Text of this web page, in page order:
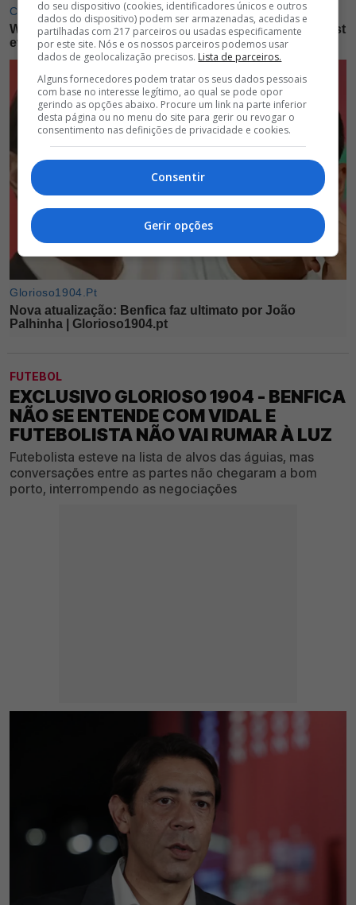
FUTEBOL
EXCLUSIVO GLORIOSO 1904 - BENFICA
NÃO SE ENTENDE COM VIDAL E
FUTEBOLISTA NÃO VAI RUMAR À LUZ
Futebolista esteve na lista de alvos das águias, mas
conversações entre as partes não chegaram a bom
porto, interrompendo as negociações
do seu dispositivo (cookies, identificadores únicos e outros
dados do dispositivo) podem ser armazenadas, acedidas e
partilhadas com 217 parceiros ou usadas especificamente
por este site. Nós e os nossos parceiros podemos usar
dados de geolocalização precisos. Lista de parceiros.
Alguns fornecedores podem tratar os seus dados pessoais
com base no interesse legítimo, ao qual se pode opor
gerindo as opções abaixo. Procure um link na parte inferior
desta página ou no menu do site para gerir ou revogar o
consentimento nas definições de privacidade e cookies.
Consentir
Gerir opções